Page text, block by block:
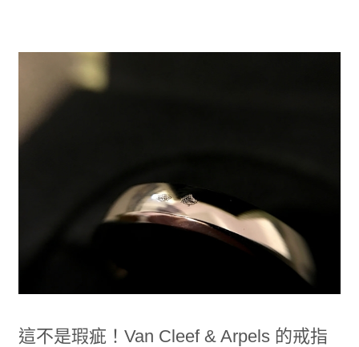
這不是瑕疵！Van Cleef & Arpels 的戒指